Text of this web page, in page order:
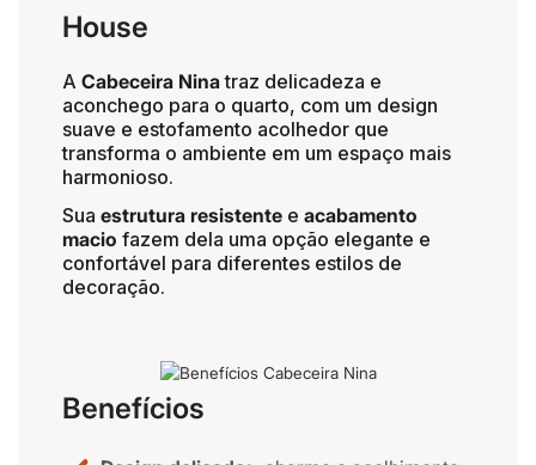
House
A Cabeceira Ninatraz delicadeza e
aconchego para o quarto, com um design
suave e estofamento acolhedor que
transforma o ambiente em um espaço mais
harmonioso.
Sua estrutura resistente e acabamento
macio fazem dela uma opção elegante e
confortável para diferentes estilos de
decoração.
Benefícios